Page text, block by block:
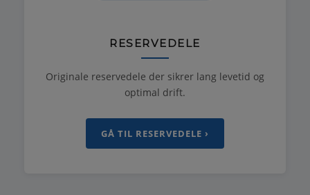
RESERVEDELE
Originale reservedele der sikrer lang levetid og
optimal drift.
GÅ TIL RESERVEDELE ›